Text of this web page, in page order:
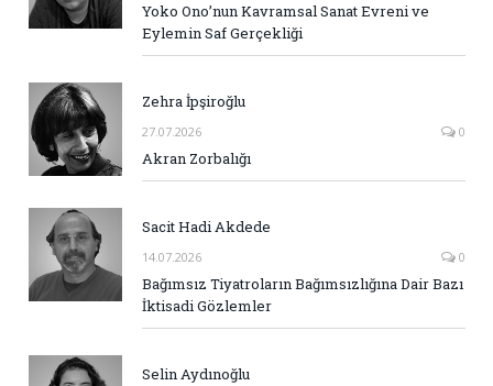
Yoko Ono’nun Kavramsal Sanat Evreni ve
Eylemin Saf Gerçekliği
Zehra İpşiroğlu
27.07.2026 0
Akran Zorbalığı
Sacit Hadi Akdede
14.07.2026 0
Bağımsız Tiyatroların Bağımsızlığına Dair Bazı
İktisadi Gözlemler
Selin Aydınoğlu